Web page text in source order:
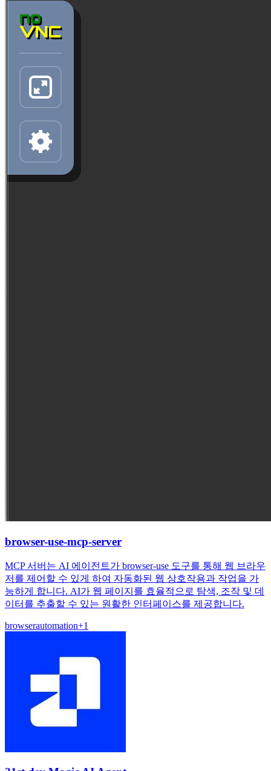
browser-use-mcp-server
MCP 서버는 AI 에이전트가 browser-use 도구를 통해 웹 브라우
저를 제어할 수 있게 하여 자동화된 웹 상호작용과 작업을 가
능하게 합니다. AI가 웹 페이지를 효율적으로 탐색, 조작 및 데
이터를 추출할 수 있는 원활한 인터페이스를 제공합니다.
browserautomation+1